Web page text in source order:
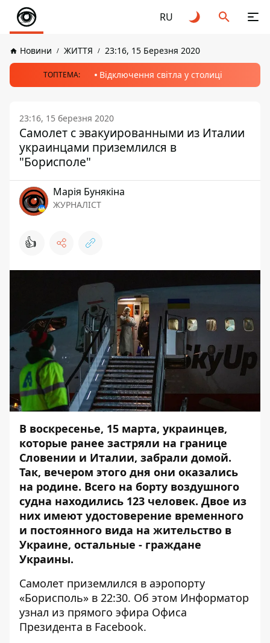
RU
Новини ЖИТТЯ 23:16, 15 Березня 2020
ТОПТЕМА: Відключення світла у столиці
23:16, 15 березня 2020
Самолет с эвакуированными из Италии
украинцами приземлился в
"Борисполе"
Марія Бунякіна
ЖУРНАЛІСТ
👍
В воскресенье, 15 марта, украинцев,
которые ранее застряли на границе
Словении и Италии, забрали домой.
Так, вечером этого дня они оказались
на родине. Всего на борту воздушного
судна находились 123 человек. Двое из
них имеют удостоверение временного
и постоянного вида на жительство в
Украине, остальные - граждане
Украины.
Самолет приземлился в аэропорту
«Борисполь» в 22:30. Об этом Информатор
узнал из прямого эфира Офиса
Президента в Facebook.